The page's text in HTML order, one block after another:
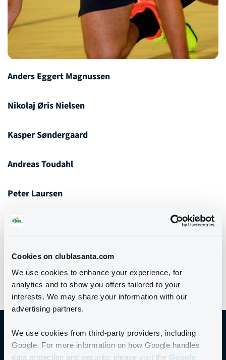
Cookies on clublasanta.com
We use cookies to enhance your experience, for
analytics and to show you offers tailored to your
interests. We may share your information with our
advertising partners.
We use cookies from third-party providers, including
Google. For more information on how Google handles
data protection and security, please visit the Google
Anders Eggert Magnussen
Nikolaj Øris Nielsen
Kasper Søndergaard
Andreas Toudahl
Peter Laursen
Christian Volder
Mathias Madsen